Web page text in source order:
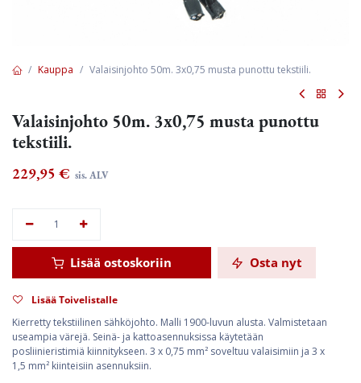
Kauppa Valaisinjohto 50m. 3x0,75 musta punottu tekstiili.
Valaisinjohto 50m. 3x0,75 musta punottu
tekstiili.
229,95 € sis. ALV
Lisää ostoskoriin Osta nyt
Lisää Toivelistalle
Kierretty tekstiilinen sähköjohto. Malli 1900-luvun alusta. Valmistetaan
useampia värejä. Seinä- ja kattoasennuksissa käytetään
posliinieristimiä kiinnitykseen. 3 x 0,75 mm² soveltuu valaisimiin ja 3 x
1,5 mm² kiinteisiin asennuksiin.